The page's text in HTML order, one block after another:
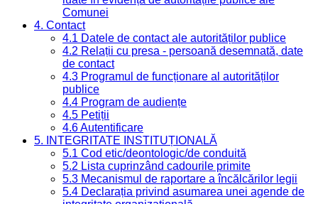
Comunei
4. Contact
4.1 Datele de contact ale autorităților publice
4.2 Relații cu presa - persoană desemnată, date
de contact
4.3 Programul de funcționare al autorităților
publice
4.4 Program de audiențe
4.5 Petiții
4.6 Autentificare
5. INTEGRITATE INSTITUȚIONALĂ
5.1 Cod etic/deontologic/de conduită
5.2 Lista cuprinzând cadourile primite
5.3 Mecanismul de raportare a încălcărilor legii
5.4 Declarația privind asumarea unei agende de